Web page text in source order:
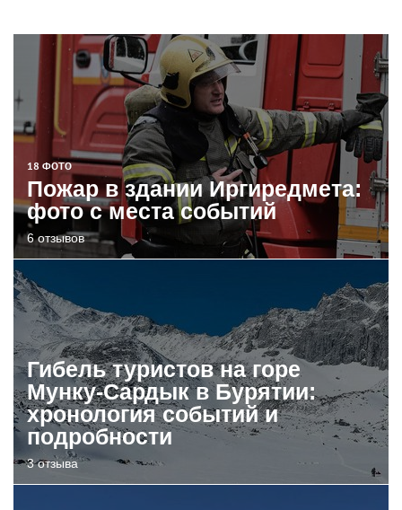
18 ФОТО
Пожар в здании Иргиредмета:
фото с места событий
6 отзывов
Гибель туристов на горе
Мунку-Сардык в Бурятии:
хронология событий и
подробности
3 отзыва